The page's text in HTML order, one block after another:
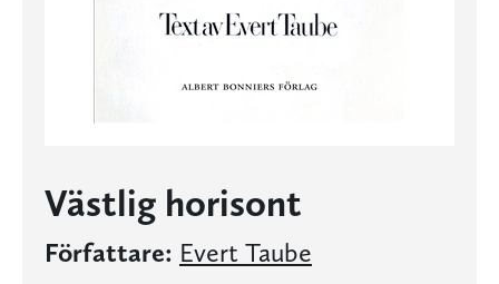
Västlig horisont
Författare: Evert Taube